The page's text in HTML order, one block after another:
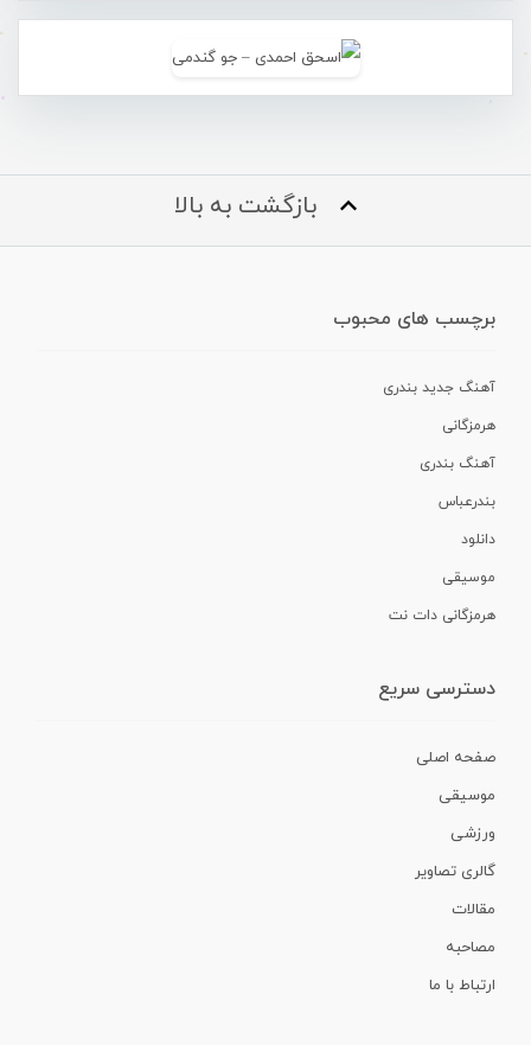
بازگشت به بالا
برچسب های محبوب
آهنگ جدید بندری
هرمزگانی
آهنگ بندری
بندرعباس
دانلود
موسیقی
هرمزگانی دات نت
دسترسی سریع
صفحه اصلی
موسیقی
ورزشی
گالری تصاویر
مقالات
مصاحبه
ارتباط با ما